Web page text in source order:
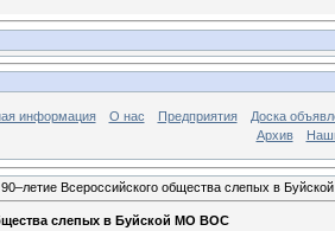
информация О нас Предприятия
Доска
Архив
Всероссийского общества слепых в
слепых в Буйской МО ВОС